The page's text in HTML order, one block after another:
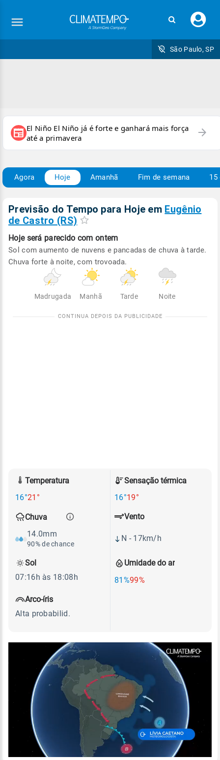
seu
São Paulo, SP
newspaper El Niño El Niño já é forte e ganhará mais força
até a primavera
arrow_forward
Agora Hoje Amanhã Fim de semana 15
Previsão do Tempo para Hoje em Eugênio
de Castro (RS)
Hoje será parecido com ontem
Sol com aumento de nuvens e pancadas de chuva à tarde.
Chuva forte à noite, com trovoada.
Madrugada Manhã Tarde Noite
Temperatura
16°21°
Sensação térmica
16°19°
Chuva
14.0mm
90% de chance
Umidade do ar
81%99%
Vento
N - 17km/h
Sol
07:16h às 18:08h
Arco-íris
Alta probabilid.